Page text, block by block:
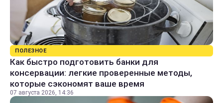
ПОЛЕЗНОЕ
Как быстро подготовить банки для
консервации: легкие проверенные методы,
которые сэкономят ваше время
07 августа 2026, 14:36